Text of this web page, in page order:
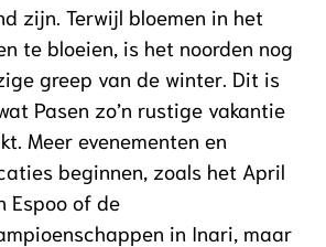
zijn. Terwijl bloemen in het
te bloeien, is het noorden nog
greep van de winter. Dit is
Pasen zo’n rustige vakantie
Meer evenementen en
beginnen, zoals het April
Espoo of de
in Inari, maar